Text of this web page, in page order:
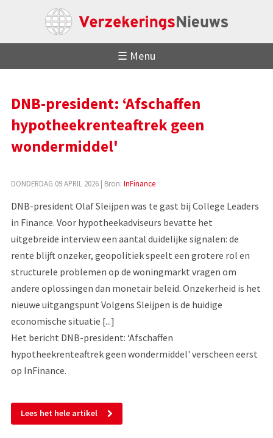
☰ Menu
DNB-president: ‘Afschaffen
hypotheekrenteaftrek geen
wondermiddel'
DONDERDAG 09 APRIL 2026| Bron: InFinance
DNB-president Olaf Sleijpen was te gast bij College Leaders
in Finance. Voor hypotheekadviseurs bevatte het
uitgebreide interview een aantal duidelijke signalen: de
rente blijft onzeker, geopolitiek speelt een grotere rol en
structurele problemen op de woningmarkt vragen om
andere oplossingen dan monetair beleid. Onzekerheid is het
nieuwe uitgangspunt Volgens Sleijpen is de huidige
economische situatie [...]
Het bericht DNB-president: ‘Afschaffen
hypotheekrenteaftrek geen wondermiddel' verscheen eerst
op InFinance.
Lees het hele artikel